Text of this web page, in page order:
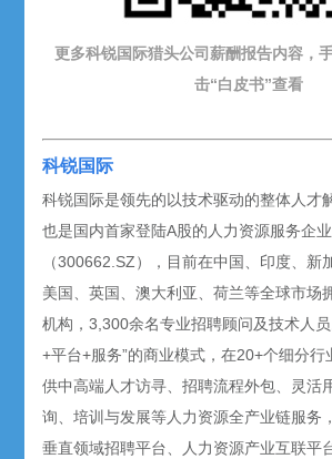
更多科锐国际猎头公司薪酬报告内容，
击“白皮书”查看
科锐国际
科锐国际是领先的以技术驱动的整体人才
也是国内首家登陆A股的人力资源服务企业
（300662.SZ），目前在中国、印度、新
美国、英国、澳大利亚、荷兰等全球市场
机构，3,300余名专业招聘顾问及技术人
+平台+服务”的商业模式，在20+个细分行
供中高端人才访寻、招聘流程外包、灵活
询、培训与发展等人力资源全产业链服务
垂直领域招聘平台、人力资源产业互联平